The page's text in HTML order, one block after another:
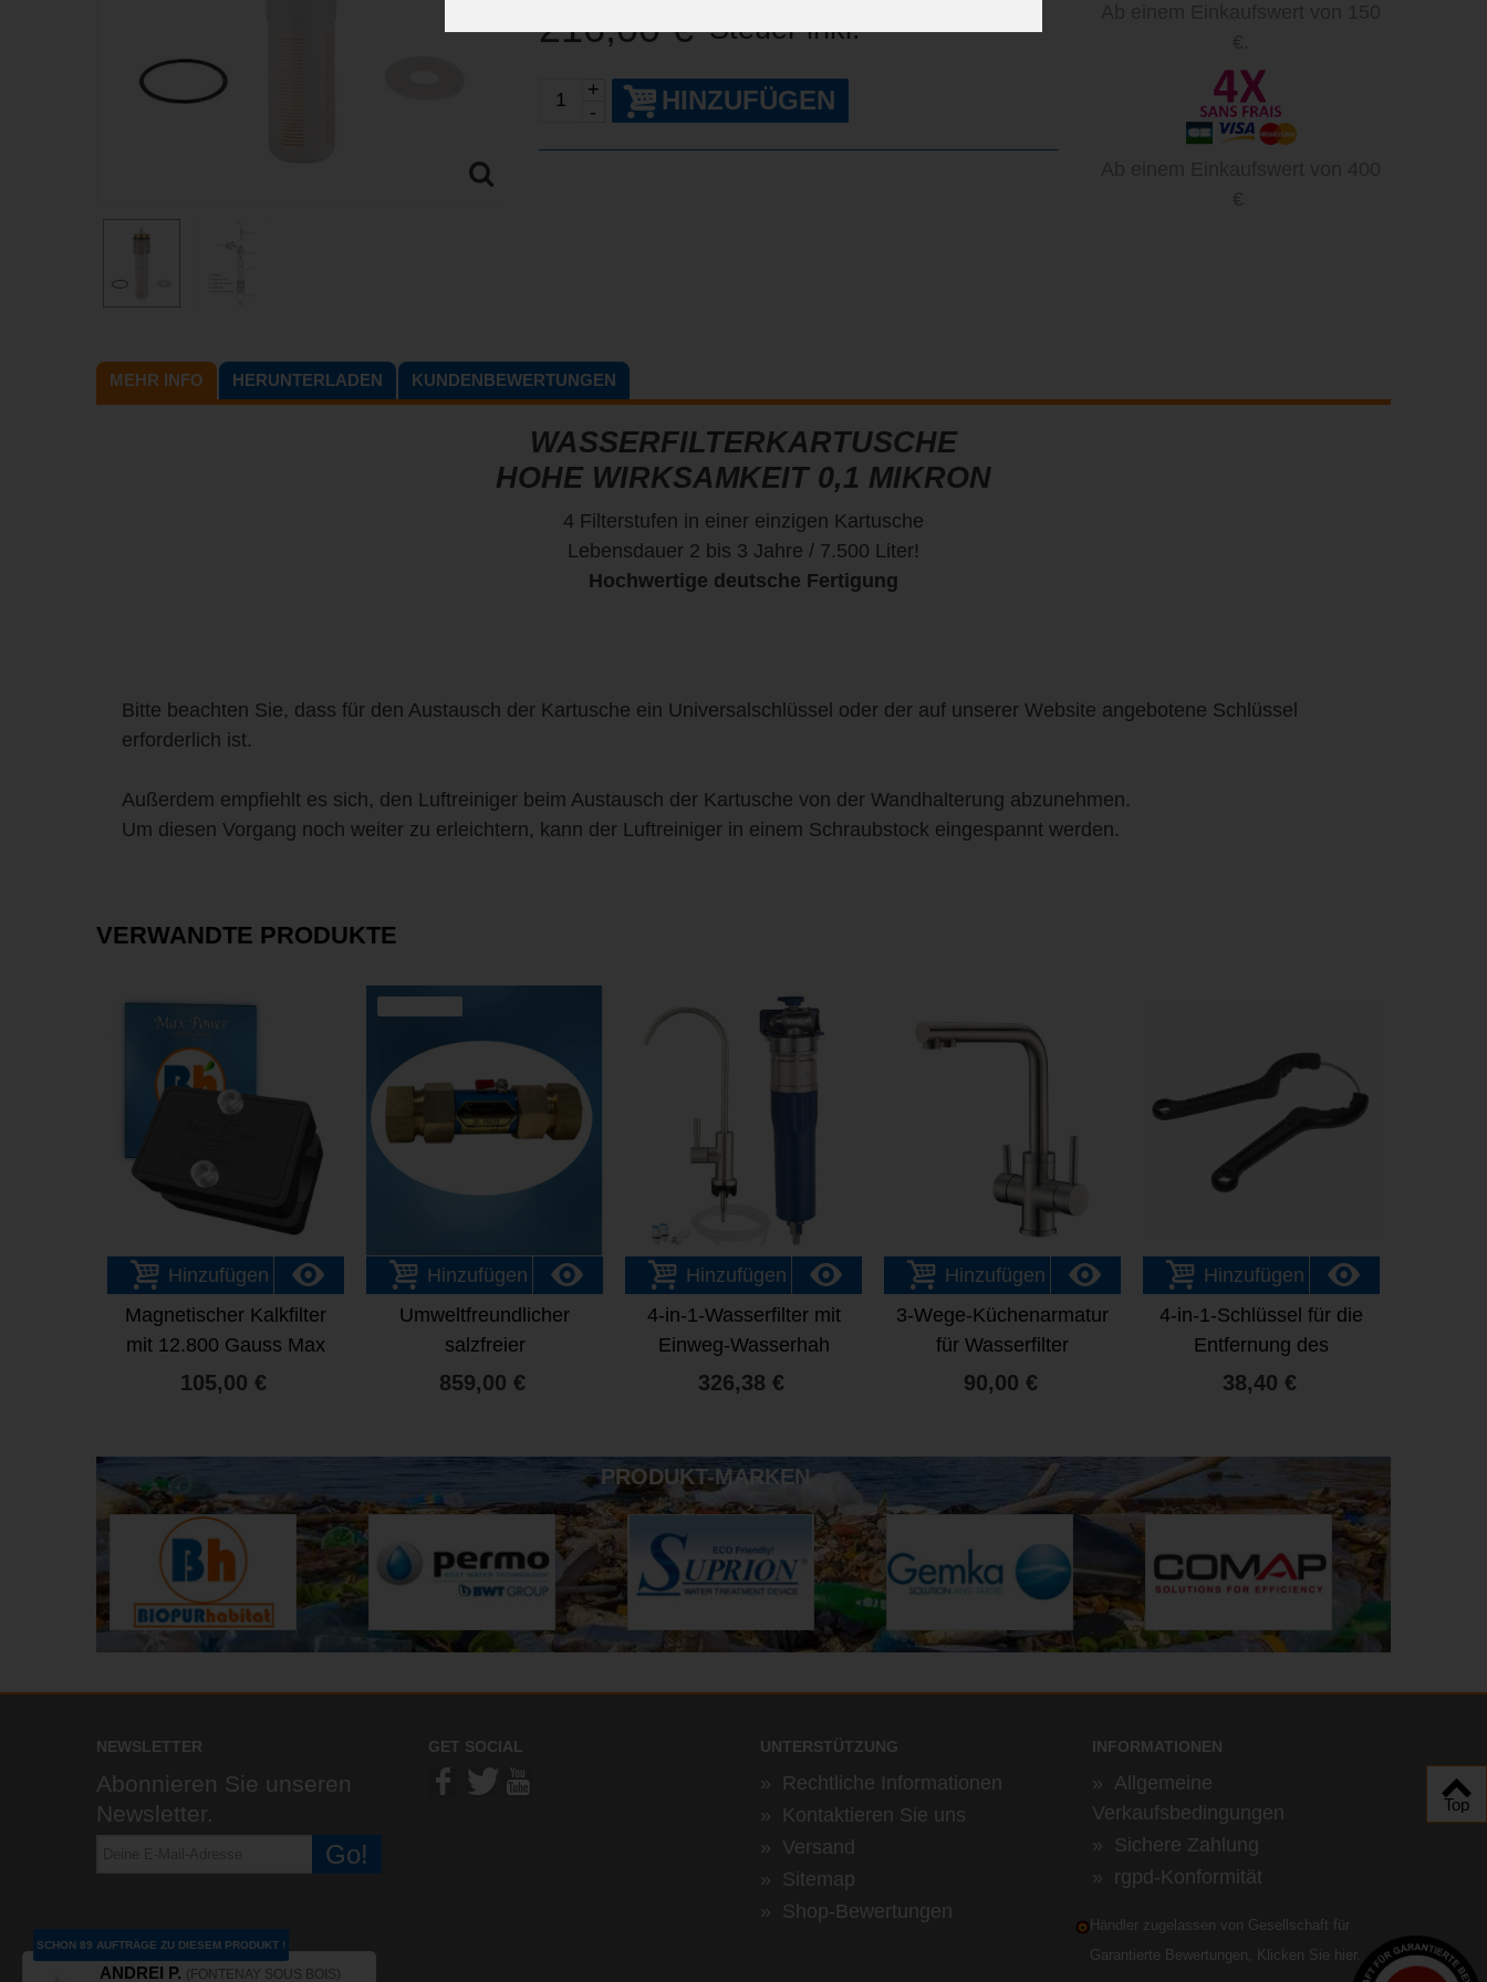
216,00 €Steuer inkl.
-
+ HINZUFÜGEN
MEHR INFO HERUNTERLADEN KUNDENBEWERTUNGEN
WASSERFILTERKARTUSCHE
HOHE WIRKSAMKEIT 0,1 MIKRON
4 Filterstufen in einer einzigen Kartusche
Lebensdauer 2 bis 3 Jahre / 7.500 Liter!
Hochwertige deutsche Fertigung
Bitte beachten Sie, dass für den Austausch der Kartusche ein Universalschlüssel oder der auf unserer Website angebotene Schlüssel
erforderlich ist.
Außerdem empfiehlt es sich, den Luftreiniger beim Austausch der Kartusche von der Wandhalterung abzunehmen.
Um diesen Vorgang noch weiter zu erleichtern, kann der Luftreiniger in einem Schraubstock eingespannt werden.
VERWANDTE PRODUKTE
Hinzufügen
Magnetischer Kalkfilter
mit 12.800 Gauss Max
Power
105,00 €
Hinzufügen
Umweltfreundlicher
salzfreier
Wasserenthärter Suprion
859,00 €
Hinzufügen
4-in-1-Wasserfilter mit
Einweg-Wasserhah
326,38 €
Hinzufügen
3-Wege-Küchenarmatur
für Wasserfilter
90,00 €
Hinzufügen
4-in-1-Schlüssel für die
Entfernung des
Wasserreinigungsfilter
38,40 €
PRODUKT-MARKEN
ANDREI P. (FONTENAY SOUS BOIS)
SCHON 89 AUFTRÄGE ZU DIESEM PRODUKT !
NEWSLETTER
Abonnieren Sie unseren
Newsletter.
Go!
GET SOCIAL UNTERSTÜTZUNG
» Rechtliche Informationen
» Kontaktieren Sie uns
» Versand
» Sitemap
» Shop-Bewertungen
INFORMATIONEN
» Allgemeine
Verkaufsbedingungen
» Sichere Zahlung
» rgpd-Konformität
Händler zugelassen von Gesellschaft für
Garantierte Bewertungen,
Klicken Sie hier.
Top